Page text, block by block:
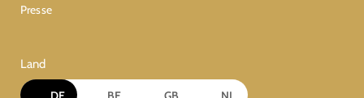
Presse
Land